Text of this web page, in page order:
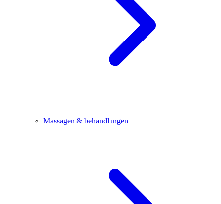
Massagen & behandlungen